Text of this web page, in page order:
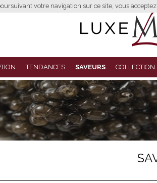
votre navigation sur ce site, vous
TENDANCES SAVEURS COLLECTION